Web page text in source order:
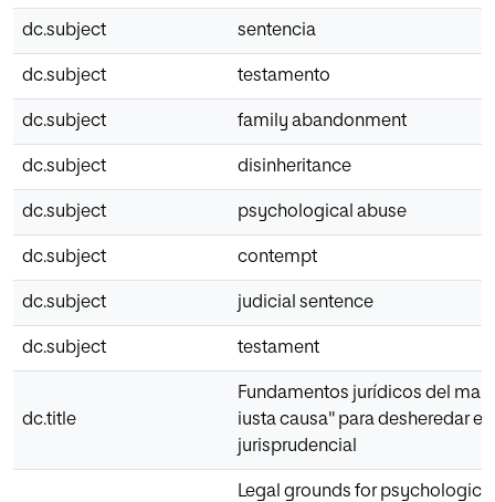
dc.subject sentencia
dc.subject testamento
dc.subject family abandonment
dc.subject disinheritance
dc.subject psychological abuse
dc.subject contempt
dc.subject judicial sentence
dc.subject testament
dc.title
Fundamentos jurídicos del
iusta causa" para desheredar
jurisprudencial
Legal grounds for